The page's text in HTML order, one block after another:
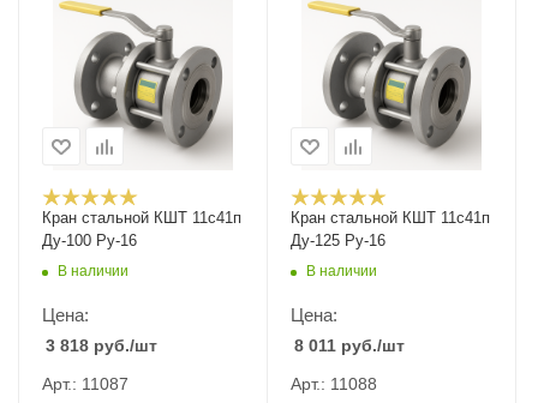
Кран стальной КШТ 11с41п
Ду-100 Ру-16
В наличии
Цена:
3 818 руб./шт
Арт.: 11087
Кран стальной КШТ 11с41п
Ду-125 Ру-16
В наличии
Цена:
8 011 руб./шт
Арт.: 11088